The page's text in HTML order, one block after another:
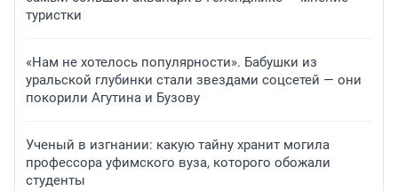
туристки
«Нам не хотелось популярности». Бабушки из
уральской глубинки стали звездами соцсетей — они
покорили Агутина и Бузову
Ученый в изгнании: какую тайну хранит могила
профессора уфимского вуза, которого обожали
студенты